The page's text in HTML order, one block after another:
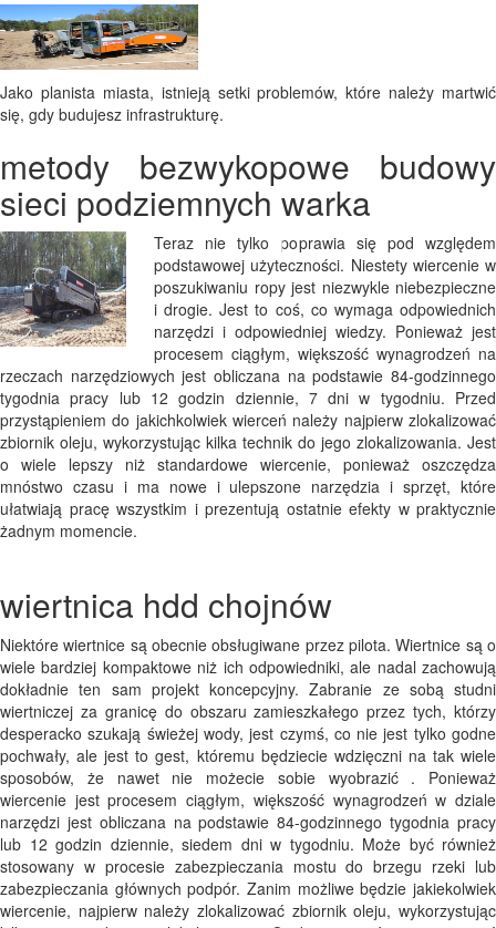
Jako planista miasta, istnieją setki problemów, które należy martwić
się, gdy budujesz infrastrukturę.
metody bezwykopowe budowy
sieci podziemnych warka
Teraz nie tylko poprawia się pod względem
podstawowej użyteczności. Niestety wiercenie w
poszukiwaniu ropy jest niezwykle niebezpieczne
i drogie. Jest to coś, co wymaga odpowiednich
narzędzi i odpowiedniej wiedzy. Ponieważ jest
procesem ciągłym, większość wynagrodzeń na
rzeczach narzędziowych jest obliczana na podstawie 84-godzinnego
tygodnia pracy lub 12 godzin dziennie, 7 dni w tygodniu. Przed
przystąpieniem do jakichkolwiek wierceń należy najpierw zlokalizować
zbiornik oleju, wykorzystując kilka technik do jego zlokalizowania. Jest
o wiele lepszy niż standardowe wiercenie, ponieważ oszczędza
mnóstwo czasu i ma nowe i ulepszone narzędzia i sprzęt, które
ułatwiają pracę wszystkim i prezentują ostatnie efekty w praktycznie
żadnym momencie.
wiertnica hdd chojnów
Niektóre wiertnice są obecnie obsługiwane przez pilota. Wiertnice są o
wiele bardziej kompaktowe niż ich odpowiedniki, ale nadal zachowują
dokładnie ten sam projekt koncepcyjny. Zabranie ze sobą studni
wiertniczej za granicę do obszaru zamieszkałego przez tych, którzy
desperacko szukają świeżej wody, jest czymś, co nie jest tylko godne
pochwały, ale jest to gest, któremu będziecie wdzięczni na tak wiele
sposobów, że nawet nie możecie sobie wyobrazić . Ponieważ
wiercenie jest procesem ciągłym, większość wynagrodzeń w dziale
narzędzi jest obliczana na podstawie 84-godzinnego tygodnia pracy
lub 12 godzin dziennie, siedem dni w tygodniu. Może być również
stosowany w procesie zabezpieczania mostu do brzegu rzeki lub
zabezpieczania głównych podpór. Zanim możliwe będzie jakiekolwiek
wiercenie, najpierw należy zlokalizować zbiornik oleju, wykorzystując